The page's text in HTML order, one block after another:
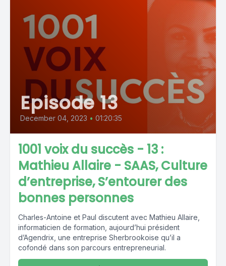
Episode 13
December 04, 2023 • 01:20:35
1001 voix du succès - 13 :
Mathieu Allaire - SAAS, Culture
d’entreprise, S’entourer des
bonnes personnes
Charles-Antoine et Paul discutent avec Mathieu Allaire,
informaticien de formation, aujourd’hui président
d’Agendrix, une entreprise Sherbrookoise qu’il a
cofondé dans son parcours entrepreneurial.